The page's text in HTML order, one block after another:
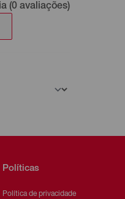
(0 avaliações)
Políticas
Política de privacidade